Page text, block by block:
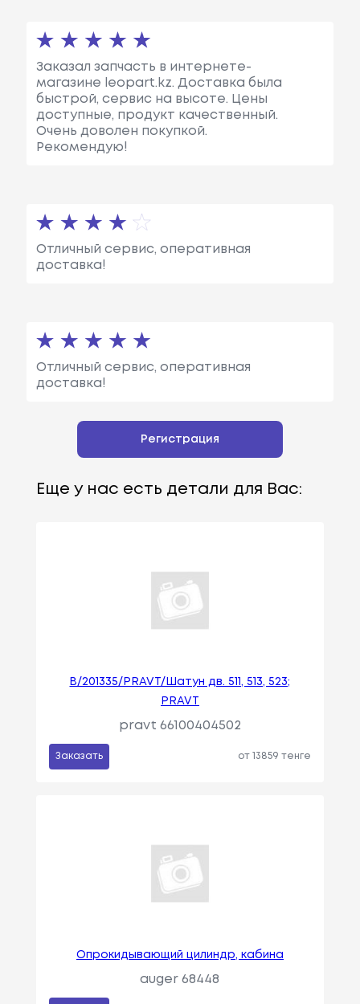
Заказал запчасть в интернете-
магазине leopart.kz. Доставка была
быстрой, сервис на высоте. Цены
доступные, продукт качественный.
Очень доволен покупкой.
Рекомендую!
Отличный сервис, оперативная
доставка!
Отличный сервис, оперативная
доставка!
Регистрация
Еще у нас есть детали для Вас:
В/201335/PRAVT/Шатун дв. 511, 513, 523;
PRAVT
pravt 66100404502
Заказать от 13859 тенге
Опрокидывающий цилиндр, кабина
auger 68448